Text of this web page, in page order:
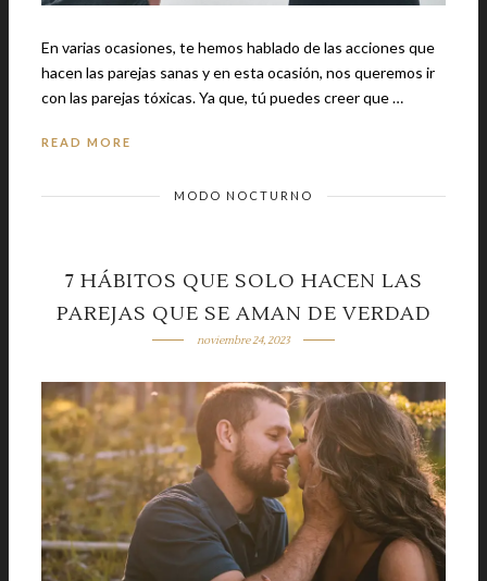
En varias ocasiones, te hemos hablado de las acciones que
hacen las parejas sanas y en esta ocasión, nos queremos ir
con las parejas tóxicas. Ya que, tú puedes creer que …
READ MORE
MODO NOCTURNO
7 HÁBITOS QUE SOLO HACEN LAS
PAREJAS QUE SE AMAN DE VERDAD
noviembre 24, 2023